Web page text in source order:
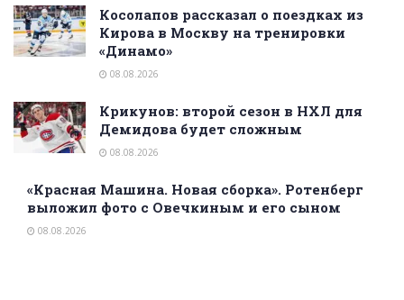
Косолапов рассказал о поездках из
Кирова в Москву на тренировки
«Динамо»
08.08.2026
Крикунов: второй сезон в НХЛ для
Демидова будет сложным
08.08.2026
«Красная Машина. Новая сборка». Ротенберг
выложил фото с Овечкиным и его сыном
08.08.2026